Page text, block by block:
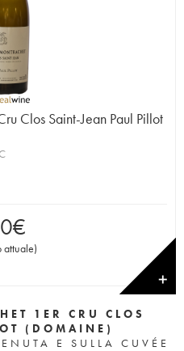
Clos Saint-Jean Paul Pillot
€
attuale)
✕
1ER CRU CLOS
(DOMAINE)
E SULLA CUVÉE